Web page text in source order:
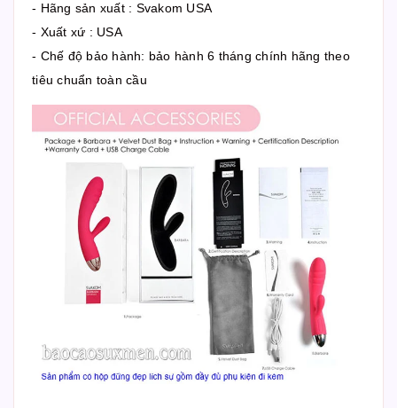
- Hãng sản xuất : Svakom USA
- Xuất xứ : USA
- Chế độ bảo hành: bảo hành 6 tháng chính hãng theo
tiêu chuẩn toàn cầu